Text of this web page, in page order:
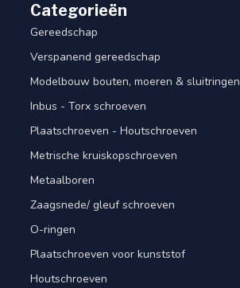
Categorieën
Gereedschap
Verspanend gereedschap
Modelbouw bouten, moeren & sluitringen
Inbus - Torx schroeven
Plaatschroeven - Houtschroeven
Metrische kruiskopschroeven
Metaalboren
Zaagsnede/ gleuf schroeven
O-ringen
Plaatschroeven voor kunststof
Houtschroeven